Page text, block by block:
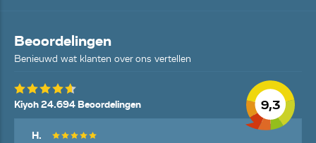
Beoordelingen
Benieuwd wat klanten over ons vertellen
9,3
Kiyoh 24.694 Beoordelingen
H.